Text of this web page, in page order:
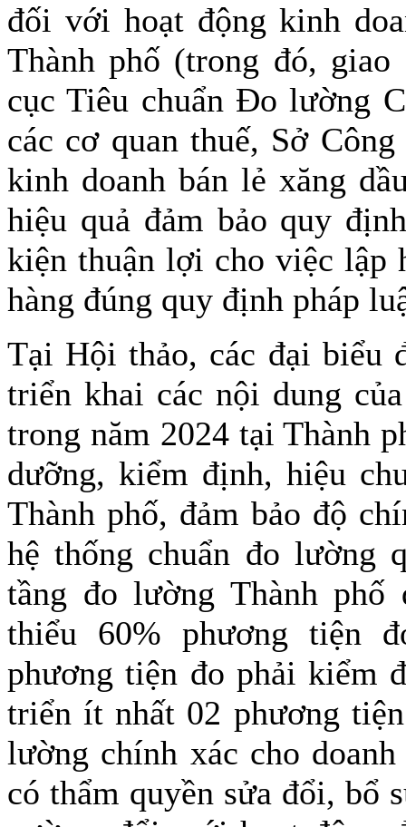
đối với hoạt động kinh
Thành phố (trong đó,
cục Tiêu chuẩn Đo lường
các cơ quan thuế, Sở
kinh doanh bán lẻ xăng
hiệu quả đảm bảo quy
kiện thuận lợi cho việc lập
hàng đúng quy định pháp
Tại Hội thảo, các đại biểu
triển khai các nội dung
trong năm 2024 tại Thành
dưỡng, kiểm định, hiệu
Thành phố, đảm bảo độ
hệ thống chuẩn đo lường
tầng đo lường Thành
thiểu 60% phương tiện
phương tiện đo phải kiểm
triển ít nhất 02 phương
lường chính xác cho
có thẩm quyền sửa đổi, bổ